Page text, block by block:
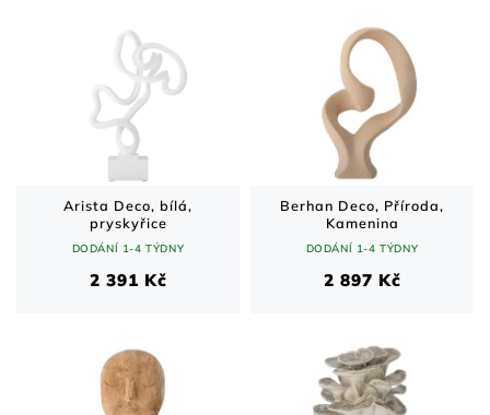
Arista Deco, bílá,
pryskyřice
DODÁNÍ 1-4 TÝDNY
2 391 Kč
Berhan Deco, Příroda,
Kamenina
DODÁNÍ 1-4 TÝDNY
2 897 Kč